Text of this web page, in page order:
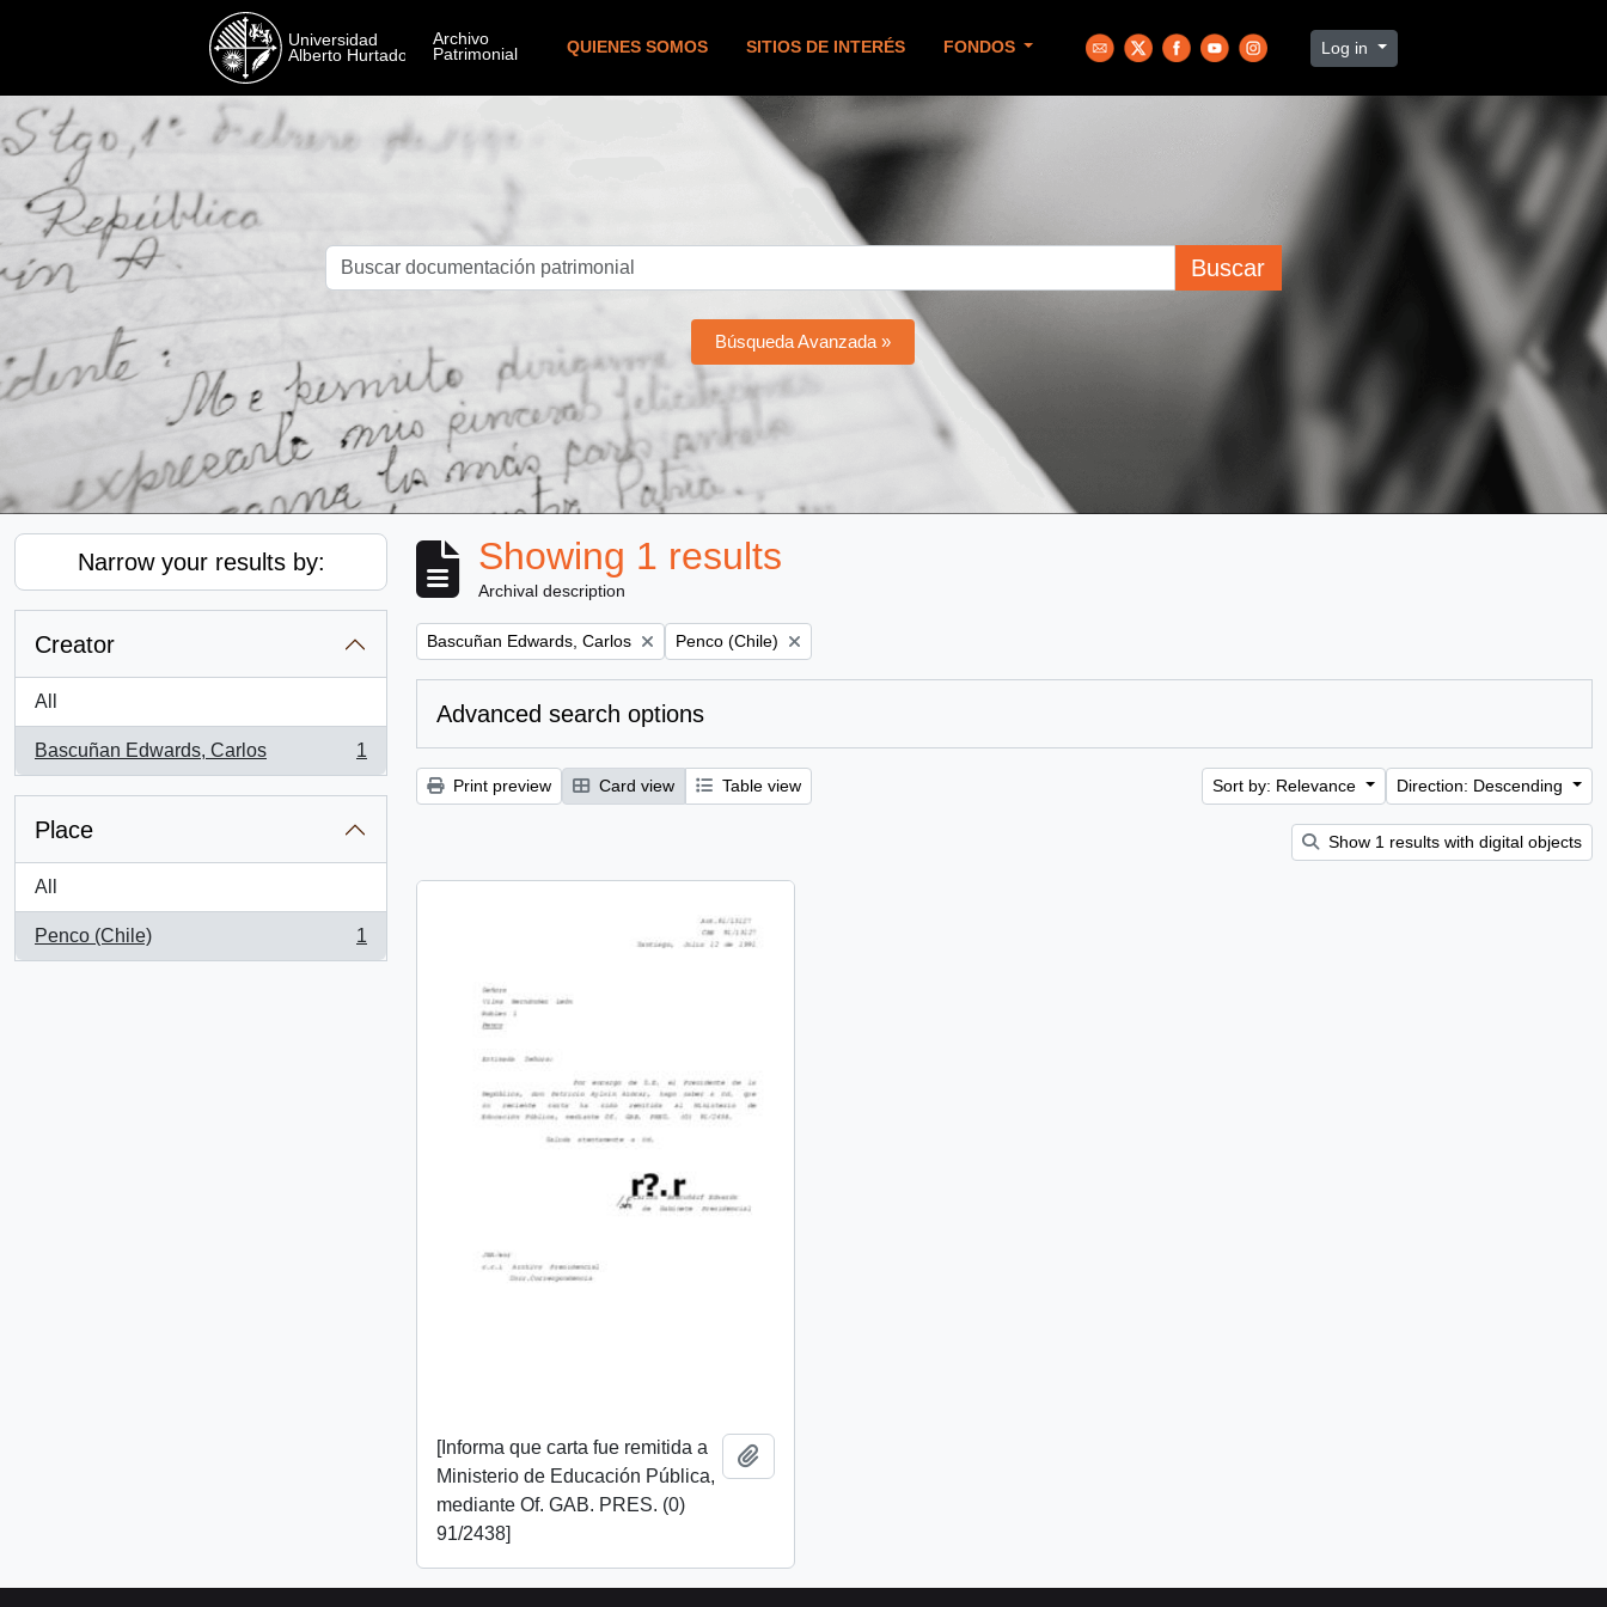
QUIENES SOMOS SITIOS DE INTERÉS FONDOS Log in
Buscar
Búsqueda Avanzada »
Narrow your results by:
Creator
All
Bascuñan Edwards, Carlos
, 1 results
1
Place
All
Penco (Chile)
, 1 results
1
Showing 1 results
Archival description
Remove filter:
Bascuñan Edwards, Carlos Remove filter:
Penco (Chile)
Advanced search options
Print preview Card view Table view Sort by: Relevance Direction: Descending
Show 1 results with digital objects
[Informa que carta fue remitida a
Ministerio de Educación Pública,
mediante Of. GAB. PRES. (0)
91/2438]